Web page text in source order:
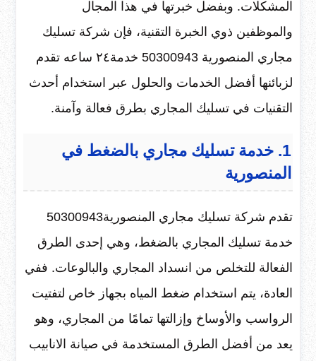
المشكلات. وبفضل خبرتها في هذا المجال
والموظفين ذوي الخبرة التقنية، فإن شركة تسليك
مجاري المنصورية 50300943 خدمة٢٤ ساعه تقدم
لزبائنها أفضل الخدمات والحلول عبر استخدام أحدث
التقنيات في تسليك المجاري بطرق فعالة وآمنة.
1. خدمة تسليك مجاري بالضغط في
المنصورية
تقدم شركة تسليك مجاري المنصورية50300943
خدمة تسليك المجاري بالضغط، وهي إحدى الطرق
الفعالة للتخلص من انسداد المجاري والبالوعات. ففي
العادة، يتم استخدام ضغط المياه بجهاز خاص لتفتيت
الرواسب والأوساخ وإزالتها تمامًا من المجاري، وهو
يعد من أفضل الطرق المستخدمة في صيانة الانابيب